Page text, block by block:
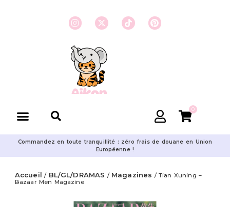
0
Commandez en toute tranquillité : zéro frais de douane en Union
Européenne !
Accueil / BL/GL/DRAMAS / Magazines / Tian Xuning –
Bazaar Men Magazine